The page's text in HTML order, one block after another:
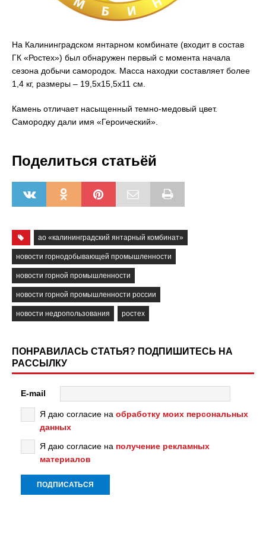
На Калининградском янтарном комбинате (входит в состав
ГК «Ростех») был обнаружен первый с момента начала
сезона добычи самородок. Масса находки составляет более
1,4 кг, размеры – 19,5х15,5х11 см.
Камень отличает насыщенный темно-медовый цвет.
Самородку дали имя «Героический».
Поделиться статьёй
ао «калининградский янтарный комбинат»
новости горнодобывающей промышленности
новости горной промышленности
новости горной промышленности россии
новости недропользования ростех
ПОНРАВИЛАСЬ СТАТЬЯ? ПОДПИШИТЕСЬ НА
РАССЫЛКУ
E-mail
Я даю согласие на обработку моих персональных
данных
Я даю согласие на получение рекламных
материалов